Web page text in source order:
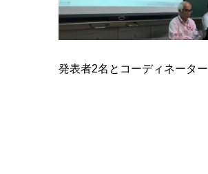
発表者2名とコーディネーター